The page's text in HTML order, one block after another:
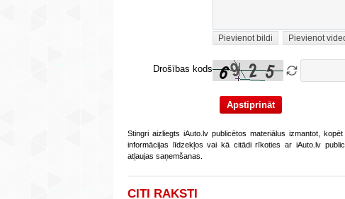
Pievienot bildi Pievienot
Drošības kods
Stingri aizliegts iAuto.lv publicētos materiālus izmantot,
informācijas līdzekļos vai kā citādi rīkoties ar iAuto.lv
atļaujas saņemšanas.
CITI RAKSTI